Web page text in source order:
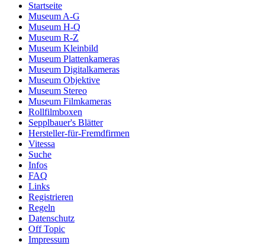
Startseite
Museum A-G
Museum H-Q
Museum R-Z
Museum Kleinbild
Museum Plattenkameras
Museum Digitalkameras
Museum Objektive
Museum Stereo
Museum Filmkameras
Rollfilmboxen
Sepplbauer's Blätter
Hersteller-für-Fremdfirmen
Vitessa
Suche
Infos
FAQ
Links
Registrieren
Regeln
Datenschutz
Off Topic
Impressum